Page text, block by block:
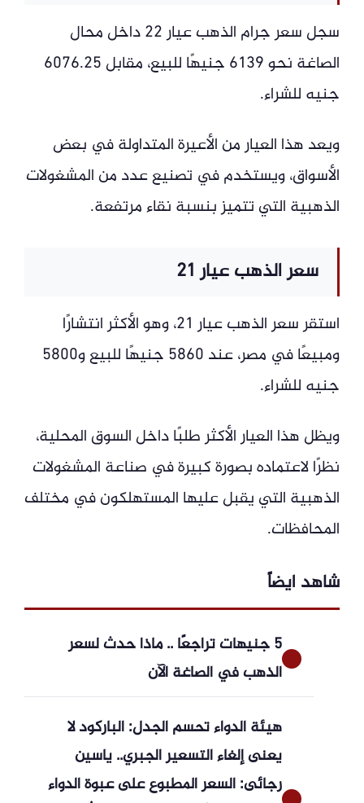
سجل سعر جرام الذهب عيار 22 داخل محال
الصاغة نحو 6139 جنيهًا للبيع، مقابل 6076.25
جنيه للشراء.
ويعد هذا العيار من الأعيرة المتداولة في بعض
الأسواق، ويستخدم في تصنيع عدد من المشغولات
الذهبية التي تتميز بنسبة نقاء مرتفعة.
سعر الذهب عيار 21
استقر سعر الذهب عيار 21، وهو الأكثر انتشارًا
ومبيعًا في مصر، عند 5860 جنيهًا للبيع و5800
جنيه للشراء.
ويظل هذا العيار الأكثر طلبًا داخل السوق المحلية،
نظرًا لاعتماده بصورة كبيرة في صناعة المشغولات
الذهبية التي يقبل عليها المستهلكون في مختلف
المحافظات.
شاهد ايضاً
5 جنيهات تراجعًا .. ماذا حدث لسعر
الذهب في الصاغة الآن
هيئة الدواء تحسم الجدل: الباركود لا
يعنى إلغاء التسعير الجبري.. ياسين
رجائى: السعر المطبوع على عبوة الدواء